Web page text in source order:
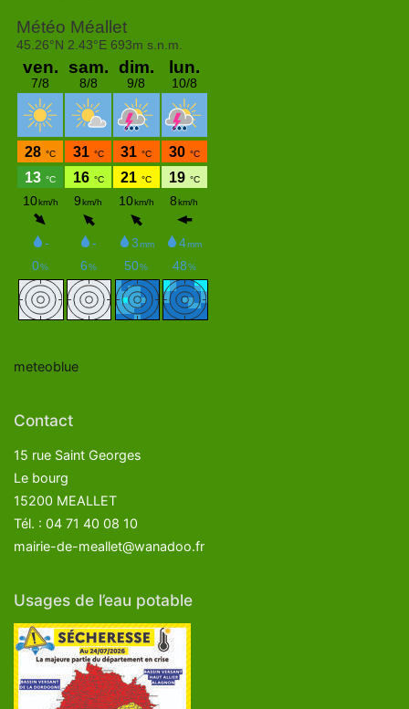
meteoblue
Contact
15 rue Saint Georges
Le bourg
15200 MEALLET
Tél. : 04 71 40 08 10
mairie-de-meallet@wanadoo.fr
Usages de l’eau potable